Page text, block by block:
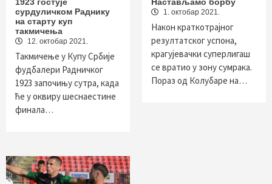
сурдуличком Раднику
на старту куп
такмичења
12. октобар 2021.
Такмичење у Купу Србије
фудбалери Радничког
1923 започињу сутра, када
ће у оквиру шеснаестине
финала…
1. октобар 2021.
Након краткотрајног
резултатског успона,
крагујевачки суперлигаш
се вратио у зону сумрака.
Пораз од Колубаре на…